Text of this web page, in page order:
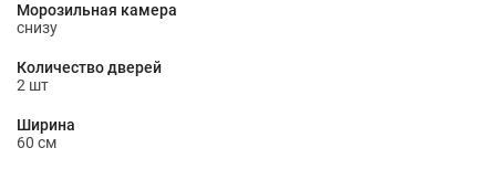
Морозильная камера
снизу
Количество дверей
2 шт
Ширина
60 см